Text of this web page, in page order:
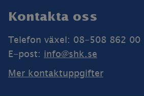
Kontakta oss
Telefon växel: 08-508 862 00
E-post: info@shk.se
Mer kontaktuppgifter